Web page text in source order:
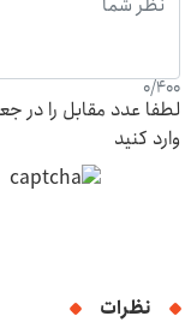
0/400
لطفا عدد مقابل را در
وارد کنید
نظرات